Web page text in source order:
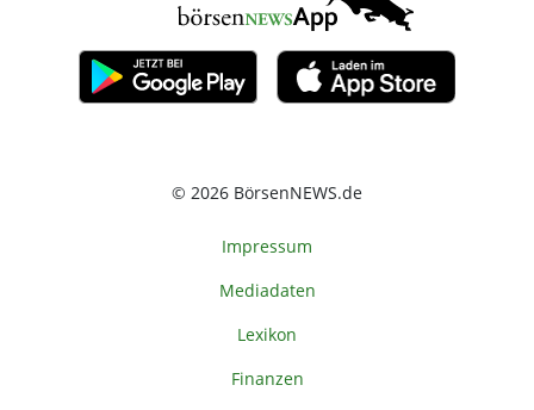
© 2026 BörsenNEWS.de
Impressum
Mediadaten
Lexikon
Finanzen